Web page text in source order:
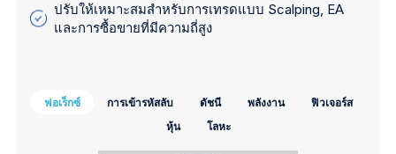
ฟอเร็กซ์ การเข้ารหัสลับ ดัชนี พลังงาน
ฟิวเจอร์ส
หุ้น
โลหะ
ปรับให้เหมาะสมสำหรับการเทรดแบบ Scalping, EA
และการซื้อขายที่มีความถี่สูง